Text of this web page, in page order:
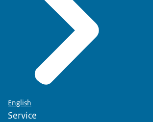
English
Service